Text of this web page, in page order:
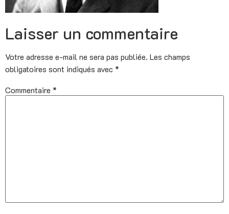
Laisser un commentaire
Votre adresse e-mail ne sera pas publiée. Les champs
obligatoires sont indiqués avec *
Commentaire *